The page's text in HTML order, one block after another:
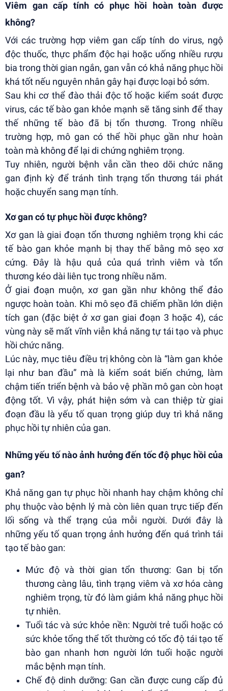
Viêm gan cấp tính có phục hồi hoàn toàn được
không?
Với các trường hợp viêm gan cấp tính do virus, ngộ
độc thuốc, thực phẩm độc hại hoặc uống nhiều rượu
bia trong thời gian ngắn, gan vẫn có khả năng phục hồi
khá tốt nếu nguyên nhân gây hại được loại bỏ sớm.
Sau khi cơ thể đào thải độc tố hoặc kiểm soát được
virus, các tế bào gan khỏe mạnh sẽ tăng sinh để thay
thế những tế bào đã bị tổn thương. Trong nhiều
trường hợp, mô gan có thể hồi phục gần như hoàn
toàn mà không để lại di chứng nghiêm trọng.
Tuy nhiên, người bệnh vẫn cần theo dõi chức năng
gan định kỳ để tránh tình trạng tổn thương tái phát
hoặc chuyển sang mạn tính.
Xơ gan có tự phục hồi được không?
Xơ gan là giai đoạn tổn thương nghiêm trọng khi các
tế bào gan khỏe mạnh bị thay thế bằng mô sẹo xơ
cứng. Đây là hậu quả của quá trình viêm và tổn
thương kéo dài liên tục trong nhiều năm.
Ở giai đoạn muộn, xơ gan gần như không thể đảo
ngược hoàn toàn. Khi mô sẹo đã chiếm phần lớn diện
tích gan (đặc biệt ở xơ gan giai đoạn 3 hoặc 4), các
vùng này sẽ mất vĩnh viễn khả năng tự tái tạo và phục
hồi chức năng.
Lúc này, mục tiêu điều trị không còn là “làm gan khỏe
lại như ban đầu” mà là kiểm soát biến chứng, làm
chậm tiến triển bệnh và bảo vệ phần mô gan còn hoạt
động tốt. Vì vậy, phát hiện sớm và can thiệp từ giai
đoạn đầu là yếu tố quan trọng giúp duy trì khả năng
phục hồi tự nhiên của gan.
Những yếu tố nào ảnh hưởng đến tốc độ phục hồi của
gan?
Khả năng gan tự phục hồi nhanh hay chậm không chỉ
phụ thuộc vào bệnh lý mà còn liên quan trực tiếp đến
lối sống và thể trạng của mỗi người. Dưới đây là
những yếu tố quan trọng ảnh hưởng đến quá trình tái
tạo tế bào gan:
Mức độ và thời gian tổn thương: Gan bị tổn
thương càng lâu, tình trạng viêm và xơ hóa càng
nghiêm trọng, từ đó làm giảm khả năng phục hồi
tự nhiên.
Tuổi tác và sức khỏe nền: Người trẻ tuổi hoặc có
sức khỏe tổng thể tốt thường có tốc độ tái tạo tế
bào gan nhanh hơn người lớn tuổi hoặc người
mắc bệnh mạn tính.
Chế độ dinh dưỡng: Gan cần được cung cấp đủ